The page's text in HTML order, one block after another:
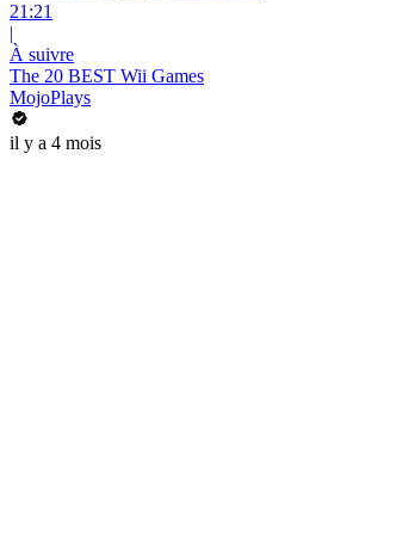
21:21
|
À suivre
The 20 BEST Wii Games
MojoPlays
il y a 4 mois